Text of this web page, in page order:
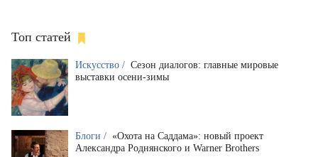
Топ статей
Искусство / Сезон диалогов: главные мировые
выставки осени-зимы
Блоги / «Охота на Саддама»: новый проект
Александра Роднянского и Warner Brothers